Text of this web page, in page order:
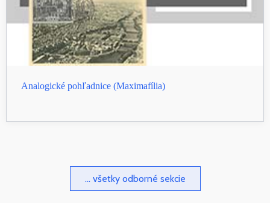
Analogické pohľadnice (Maximafília)
... všetky odborné sekcie